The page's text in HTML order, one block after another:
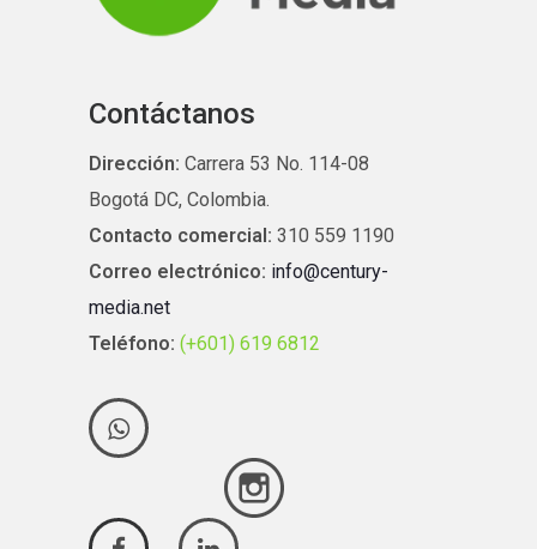
Contáctanos
Dirección: Carrera 53 No. 114-08
Bogotá DC, Colombia.
Contacto comercial: 310 559 1190
Correo electrónico: info@century-
media.net
Teléfono: (+601) 619 6812